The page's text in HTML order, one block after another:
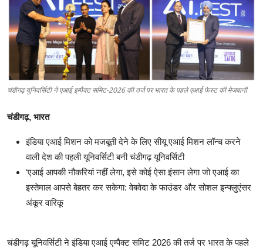
मनोरंजन
शिक्षा
लाइफस्टाइल
टेक्नोलॉजी
देश
English
चंडीगढ़ यूनिवर्सिटी ने एआई इम्पैक्ट समिट-2026 की तर्ज पर भारत के पहले एआई फेस्ट की मेजबानी
चंडीगढ़, भारत
इंडिया एआई मिशन को मजबूती देने के लिए सीयू एआई मिशन लॉन्च करने
वाली देश की पहली यूनिवर्सिटी बनी चंडीगढ़ यूनिवर्सिटी
‘एआई आपकी नौकरियां नहीं लेगा, इसे कोई ऐसा इंसान लेगा जो एआई का
इस्तेमाल आपसे बेहतर कर सकेगा: वेबवेदा के फाउंडर और सोशल इन्फ्लुएंसर
अंकूर वारिकू
चंडीगढ़ यूनिवर्सिटी ने इंडिया एआई एम्पैक्ट समिट 2026 की तर्ज पर भारत के पहले